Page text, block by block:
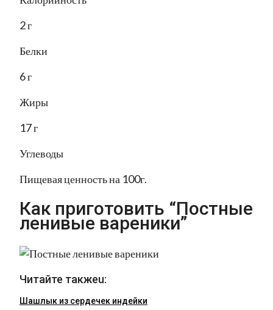
2 г
Белки
6 г
Жиры
17 г
Углеводы
Пищевая ценность на 100г.
Как приготовить “Постные
ленивые вареники”
Читайте такжеu:
Шашлык из сердечек индейки